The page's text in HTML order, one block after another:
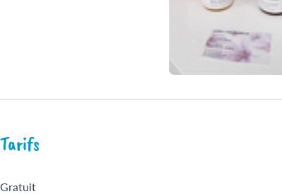
Tarifs
Gratuit